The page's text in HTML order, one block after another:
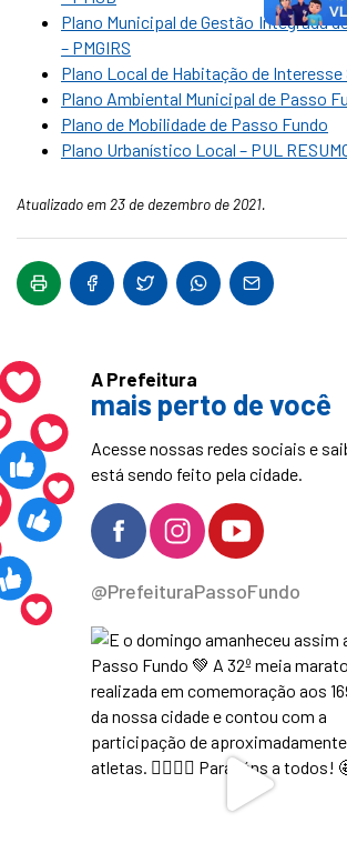
Plano Municipal de Gestão Integrada
– PMGIRS
Plano Local de Habitação de Interesse
Plano Ambiental Municipal de Passo
Plano de Mobilidade de Passo Fundo
Plano Urbanístico Local – PUL
Atualizado em 23 de dezembro de 2021.
A Prefeitura
mais perto de você
Acesse nossas redes sociais e
está sendo feito pela cidade.
@PrefeituraPassoFundo